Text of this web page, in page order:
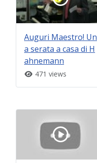
Auguri Maestro! Un
a serata a casa di H
ahnemann
471 views